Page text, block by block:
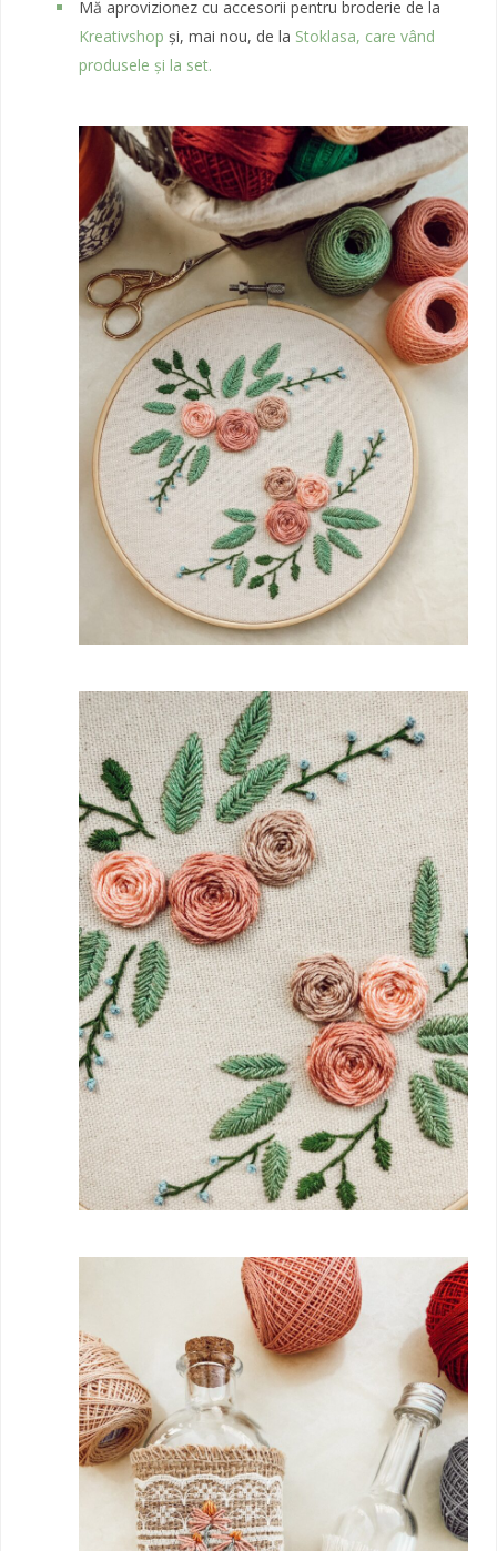
Mă aprovizionez cu accesorii pentru broderie de la
Kreativshop și, mai nou, de la Stoklasa, care vând
produsele și la set.